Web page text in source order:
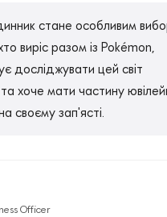
стане особливим
виріс разом із Pokémon,
досліджувати цей світ
хоче мати частину
своєму зап'ясті.
Officer